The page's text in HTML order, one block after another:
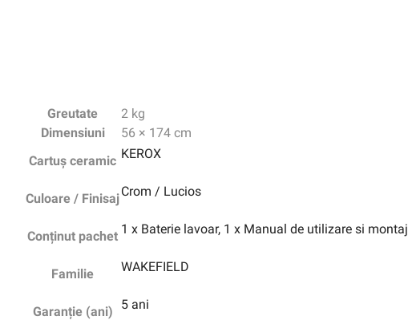
Greutate
2 kg
Dimensiuni
56 × 174 cm
Cartuș ceramic KEROX
Culoare / FinisajCrom / Lucios
Conținut pachet 1 x Baterie lavoar, 1 x Manual de utilizare si montaj
Familie WAKEFIELD
Garanție (ani) 5 ani